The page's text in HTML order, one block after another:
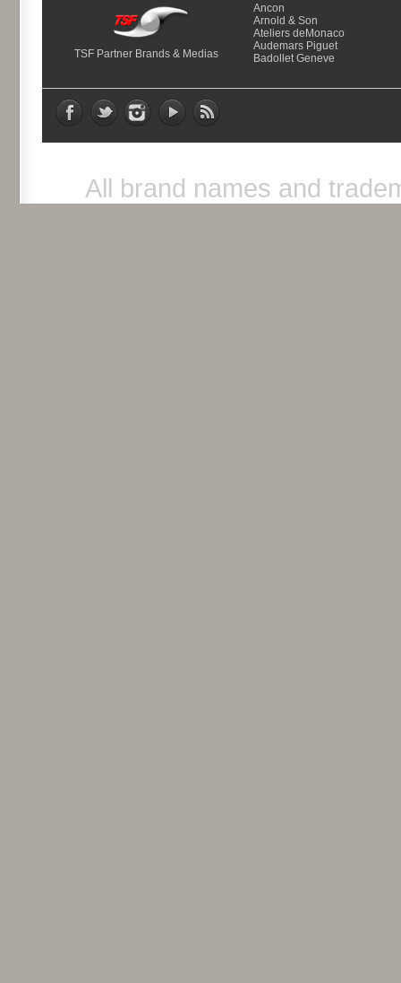
TSF Partner Brands & Medias
Ancon
Arnold & Son
Ateliers deMonaco
Audemars Piguet
Badollet Geneve
All brand names and